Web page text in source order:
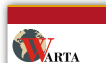
Skip
content